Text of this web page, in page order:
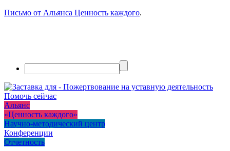
Письмо от Альянса Ценность каждого.
Помочь сейчас
Альянс
«Ценность каждого»
Научно-методический центр
Конференции
Отчетность